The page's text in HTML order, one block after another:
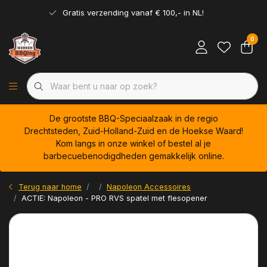
Gratis verzending vanaf € 100,- in NL!
0
De grootste BBQ-Speciaalzaak in de regio
Drechtsteden, Zuid-Holland-Zuid en de Hoekse Waard!
Kom langs in onze winkel of bestel al je
barbecuebenodigdheden gemakkelijk online.
Terug naar home
Napoleon Accessoires
ACTIE: Napoleon - PRO RVS spatel met flesopener